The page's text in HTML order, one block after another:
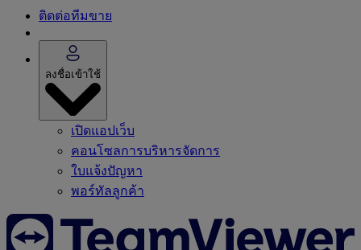
ติดต่อทีมขาย
ลงชื่อเข้าใช้
เปิดแอปเว็บ
คอนโซลการบริหารจัดการ
ใบแจ้งปัญหา
พอร์ทัลลูกค้า